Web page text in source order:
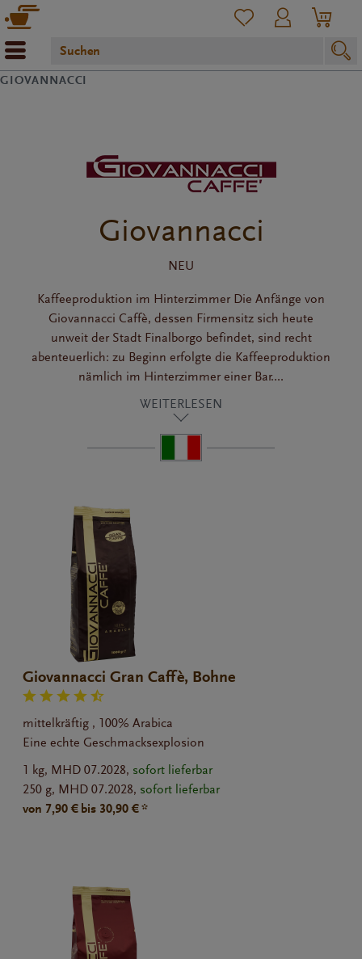
GIOVANNACCI
Giovannacci
NEU
Kaffeeproduktion im Hinterzimmer Die Anfänge von
Giovannacci Caffè, dessen Firmensitz sich heute
unweit der Stadt Finalborgo befindet, sind recht
abenteuerlich: zu Beginn erfolgte die Kaffeeproduktion
nämlich im Hinterzimmer einer Bar....
WEITERLESEN
Giovannacci Gran Caffè, Bohne
mittelkräftig , 100% Arabica
Eine echte Geschmacksexplosion
1 kg, MHD 07.2028, sofort lieferbar
250 g, MHD 07.2028, sofort lieferbar
von 7,90 € bis 30,90 € *